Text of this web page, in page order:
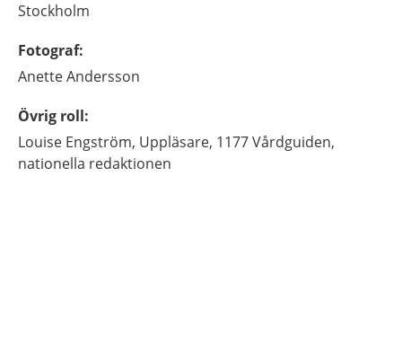
Stockholm
Fotograf:
AnetteAndersson
Övrig roll:
Louise Engström, Uppläsare, 1177 Vårdguiden,
nationella redaktionen